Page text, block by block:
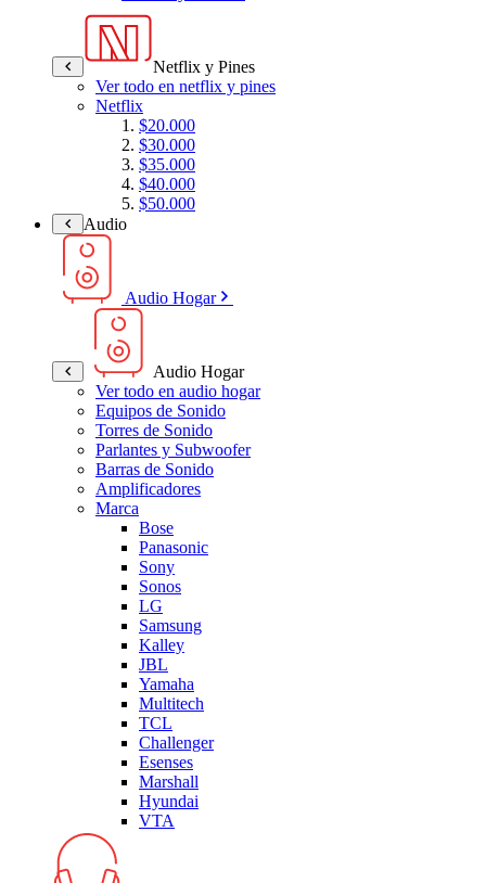
Netflix y Pines
Ver todo en netflix y pines
Netflix
$20.000
$30.000
$35.000
$40.000
$50.000
Audio
Audio Hogar
Audio Hogar
Ver todo en audio hogar
Equipos de Sonido
Torres de Sonido
Parlantes y Subwoofer
Barras de Sonido
Amplificadores
Marca
Bose
Panasonic
Sony
Sonos
LG
Samsung
Kalley
JBL
Yamaha
Multitech
TCL
Challenger
Esenses
Marshall
Hyundai
VTA